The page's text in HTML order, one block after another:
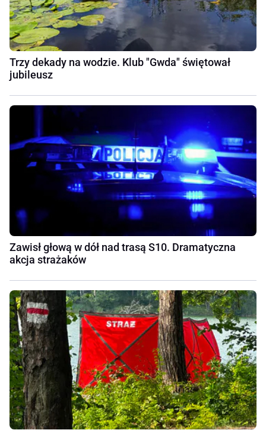
Trzy dekady na wodzie. Klub "Gwda" świętował
jubileusz
Zawisł głową w dół nad trasą S10. Dramatyczna
akcja strażaków